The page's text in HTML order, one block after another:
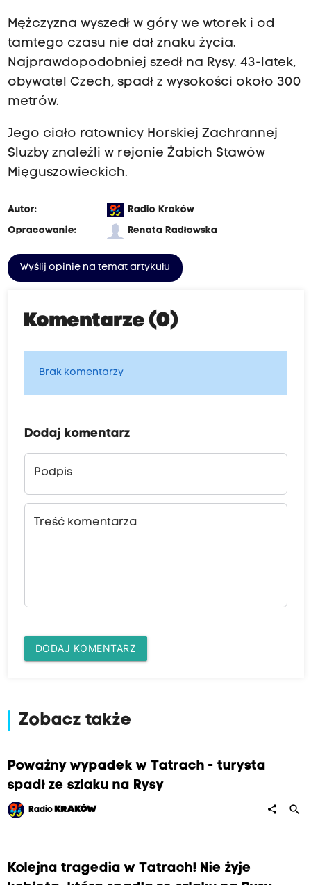
Mężczyzna wyszedł w góry we wtorek i od
tamtego czasu nie dał znaku życia.
Najprawdopodobniej szedł na Rysy. 43-latek,
obywatel Czech, spadł z wysokości około 300
metrów.
Jego ciało ratownicy Horskiej Zachrannej
Sluzby znaleźli w rejonie Żabich Stawów
Mięguszowieckich.
Autor:
Radio Kraków
Opracowanie:
Renata Radłowska
Wyślij opinię na temat artykułu
Komentarze (0)
Brak komentarzy
Dodaj komentarz
Podpis
Treść komentarza
DODAJ KOMENTARZ
Zobacz także
Poważny wypadek w Tatrach - turysta
spadł ze szlaku na Rysy
Radio KRAKÓW share search
Kolejna tragedia w Tatrach! Nie żyje